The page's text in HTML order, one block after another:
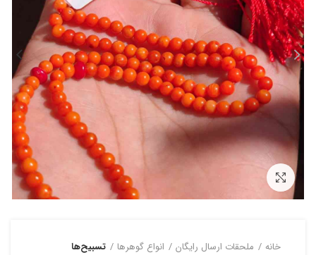
خانه ملحقات ارسال رایگان انواع گوهرها تسبیح‌ها